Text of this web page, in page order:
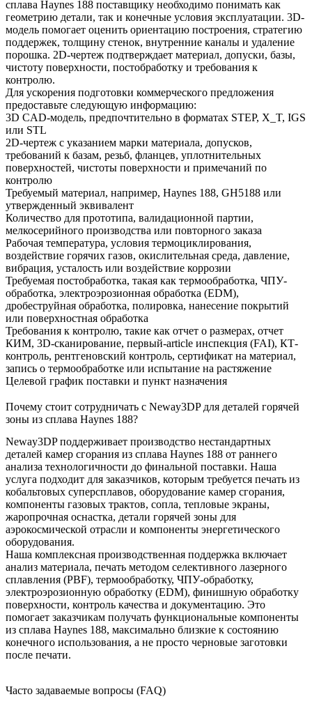
сплава Haynes 188 поставщику необходимо понимать как
геометрию детали, так и конечные условия эксплуатации. 3D-
модель помогает оценить ориентацию построения, стратегию
поддержек, толщину стенок, внутренние каналы и удаление
порошка. 2D-чертеж подтверждает материал, допуски, базы,
чистоту поверхности, постобработку и требования к
контролю.
Для ускорения подготовки коммерческого предложения
предоставьте следующую информацию:
3D CAD-модель, предпочтительно в форматах STEP, X_T, IGS
или STL
2D-чертеж с указанием марки материала, допусков,
требований к базам, резьб, фланцев, уплотнительных
поверхностей, чистоты поверхности и примечаний по
контролю
Требуемый материал, например, Haynes 188, GH5188 или
утвержденный эквивалент
Количество для прототипа, валидационной партии,
мелкосерийного производства или повторного заказа
Рабочая температура, условия термоциклирования,
воздействие горячих газов, окислительная среда, давление,
вибрация, усталость или воздействие коррозии
Требуемая постобработка, такая как термообработка, ЧПУ-
обработка, электроэрозионная обработка (EDM),
дробеструйная обработка, полировка, нанесение покрытий
или поверхностная обработка
Требования к контролю, такие как отчет о размерах, отчет
КИМ, 3D-сканирование, первый-article инспекция (FAI), КТ-
контроль, рентгеновский контроль, сертификат на материал,
запись о термообработке или испытание на растяжение
Целевой график поставки и пункт назначения
Почему стоит сотрудничать с Neway3DP для деталей горячей
зоны из сплава Haynes 188?
Neway3DP поддерживает производство нестандартных
деталей камер сгорания из сплава Haynes 188 от раннего
анализа технологичности до финальной поставки. Наша
услуга подходит для заказчиков, которым требуется печать из
кобальтовых суперсплавов, оборудование камер сгорания,
компоненты газовых трактов, сопла, тепловые экраны,
жаропрочная оснастка, детали горячей зоны для
аэрокосмической отрасли и компоненты энергетического
оборудования.
Наша комплексная производственная поддержка включает
анализ материала, печать методом селективного лазерного
сплавления (PBF), термообработку, ЧПУ-обработку,
электроэрозионную обработку (EDM), финишную обработку
поверхности, контроль качества и документацию. Это
помогает заказчикам получать функциональные компоненты
из сплава Haynes 188, максимально близкие к состоянию
конечного использования, а не просто черновые заготовки
после печати.
Часто задаваемые вопросы (FAQ)